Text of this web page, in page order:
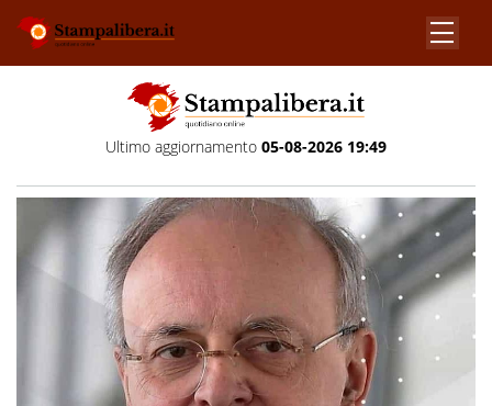
Ultimo aggiornamento 05-08-2026 19:49